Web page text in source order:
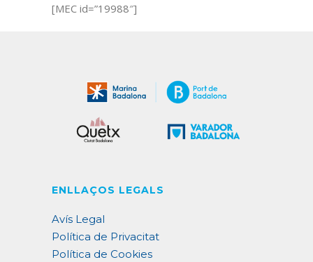
[MEC id=”19988″]
ENLLAÇOS LEGALS
Avís Legal
Política de Privacitat
Política de Cookies